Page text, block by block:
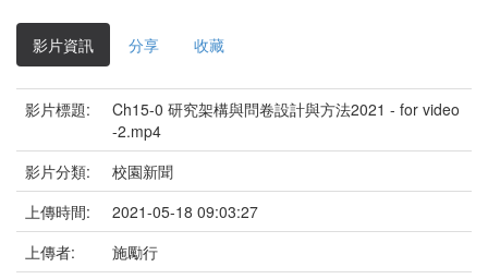
影片資訊 分享 收藏
影片標題:
Ch15-0 研究架構與問卷設計與方法2021 - for video
-2.mp4
影片分類:
校園新聞
上傳時間:
2021-05-18 09:03:27
上傳者:
施勵行